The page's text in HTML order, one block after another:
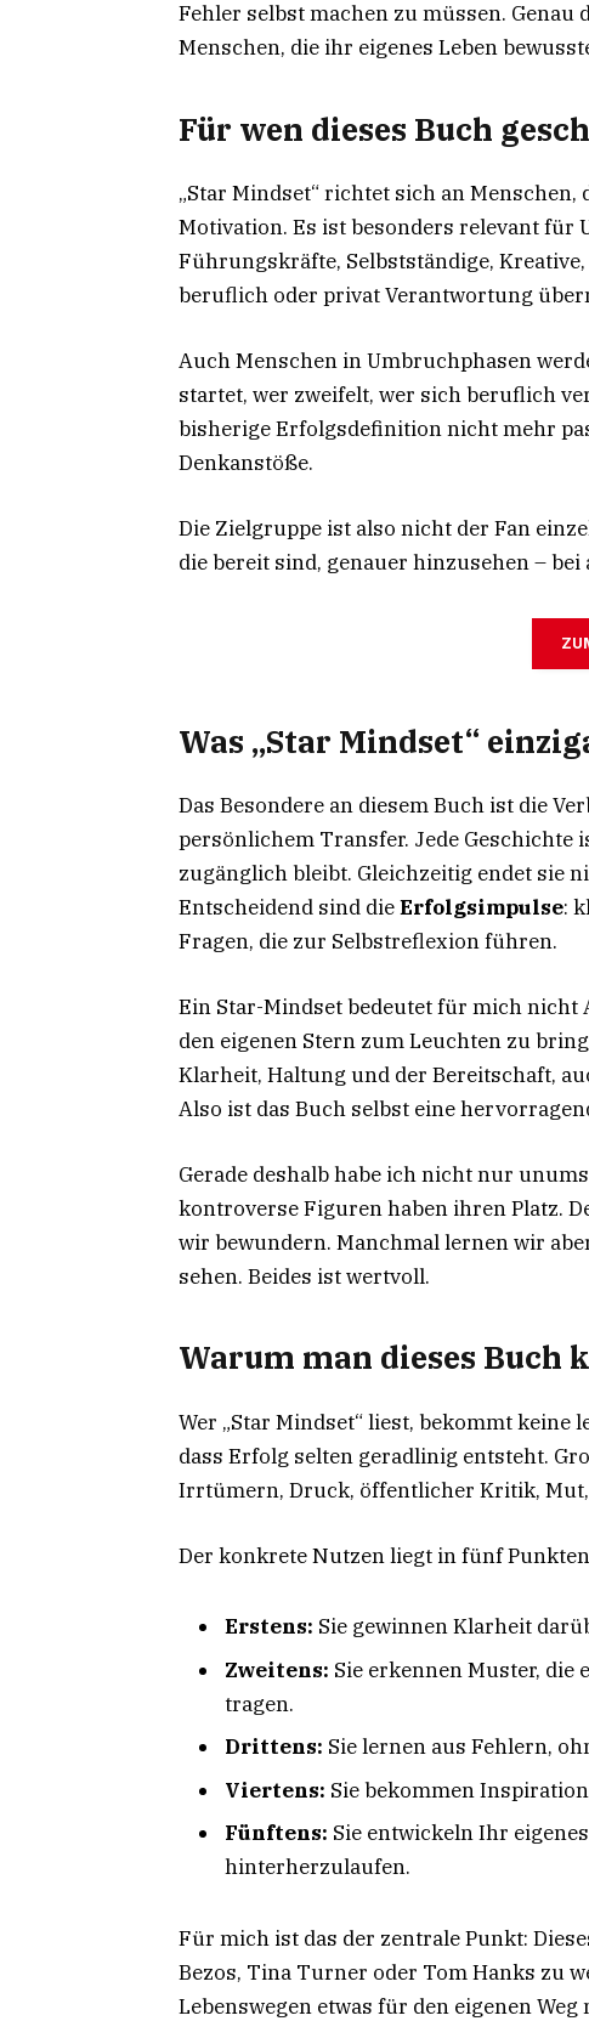
Fehler selbst machen zu müssen.
Menschen, die ihr eigenes Leben
Für wen dieses Buch
„Star Mindset“ richtet sich an
Motivation. Es ist besonders relevant
Führungskräfte, Selbstständige,
beruflich oder privat Verantwortung
Auch Menschen in Umbruchphasen
startet, wer zweifelt, wer sich beruflich
bisherige Erfolgsdefinition nicht mehr
Denkanstöße.
Die Zielgruppe ist also nicht der Fan
die bereit sind, genauer hinzusehen –
Was „Star Mindset“
Das Besondere an diesem Buch ist die
persönlichem Transfer. Jede Geschichte
zugänglich bleibt. Gleichzeitig endet sie
Entscheidend sind dieErfolgsimpulse:
Fragen, die zur Selbstreflexion führen.
Ein Star-Mindset bedeutet für mich nicht
den eigenen Stern zum Leuchten zu
Klarheit, Haltung und der Bereitschaft,
Also ist das Buch selbst eine
Gerade deshalb habe ich nicht nur
kontroverse Figuren haben ihren Platz.
wir bewundern. Manchmal lernen wir
sehen. Beides ist wertvoll.
Warum man dieses Buch
Wer „Star Mindset“ liest, bekommt keine
dass Erfolg selten geradlinig entsteht.
Irrtümern, Druck, öffentlicher Kritik,
Der konkrete Nutzen liegt in fünf
Erstens: Sie gewinnen Klarheit
Zweitens: Sie erkennen Muster,
tragen.
Drittens: Sie lernen aus Fehlern,
Viertens: Sie bekommen
Fünftens: Sie entwickeln Ihr
hinterherzulaufen.
Für mich ist das der zentrale Punkt:
Bezos, Tina Turner oder Tom Hanks zu
Lebenswegen etwas für den eigenen